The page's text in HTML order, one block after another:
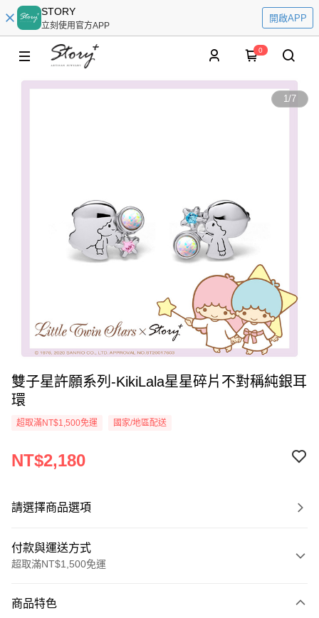
STORY
立刻使用官方APP
開啟APP
0
1/7
雙子星許願系列-KikiLala星星碎片不對稱純銀耳
環
超取滿NT$1,500免運 國家/地區配送
NT$2,180
請選擇商品選項
付款與運送方式
超取滿NT$1,500免運
信用卡一次付款
商品特色